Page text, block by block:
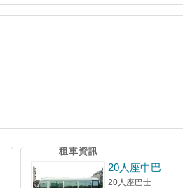
租車資訊
20人座中巴
20人座巴士